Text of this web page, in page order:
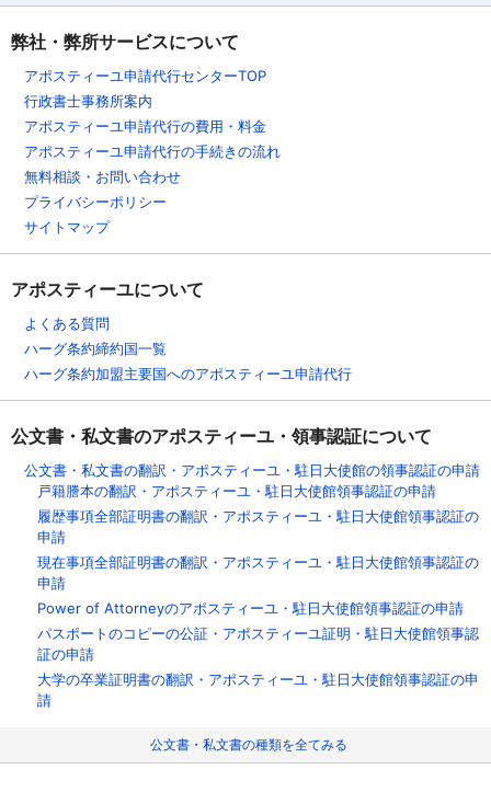
弊社・弊所サービスについて
アポスティーユ申請代行センターTOP
行政書士事務所案内
アポスティーユ申請代行の費用・料金
アポスティーユ申請代行の手続きの流れ
無料相談・お問い合わせ
プライバシーポリシー
サイトマップ
アポスティーユについて
よくある質問
ハーグ条約締約国一覧
ハーグ条約加盟主要国へのアポスティーユ申請代行
公文書・私文書のアポスティーユ・領事認証について
公文書・私文書の翻訳・アポスティーユ・駐日大使館の領事認証の申請
戸籍謄本の翻訳・アポスティーユ・駐日大使館領事認証の申請
履歴事項全部証明書の翻訳・アポスティーユ・駐日大使館領事認証の
申請
現在事項全部証明書の翻訳・アポスティーユ・駐日大使館領事認証の
申請
Power of Attorneyのアポスティーユ・駐日大使館領事認証の申請
パスポートのコピーの公証・アポスティーユ証明・駐日大使館領事認
証の申請
大学の卒業証明書の翻訳・アポスティーユ・駐日大使館領事認証の申
請
公文書・私文書の種類を全てみる